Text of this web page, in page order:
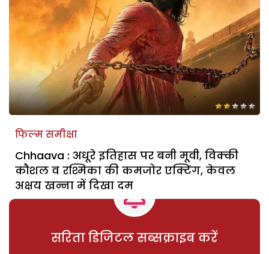
फिल्म समीक्षा
Chhaava : अधूरे इतिहास पर बनी मूवी, विक्की
कौशल व रश्मिका की कमजोर एक्टिंग, केवल
अक्षय खन्ना में दिखा दम
सरिता डिजिटल सब्सक्राइब करें